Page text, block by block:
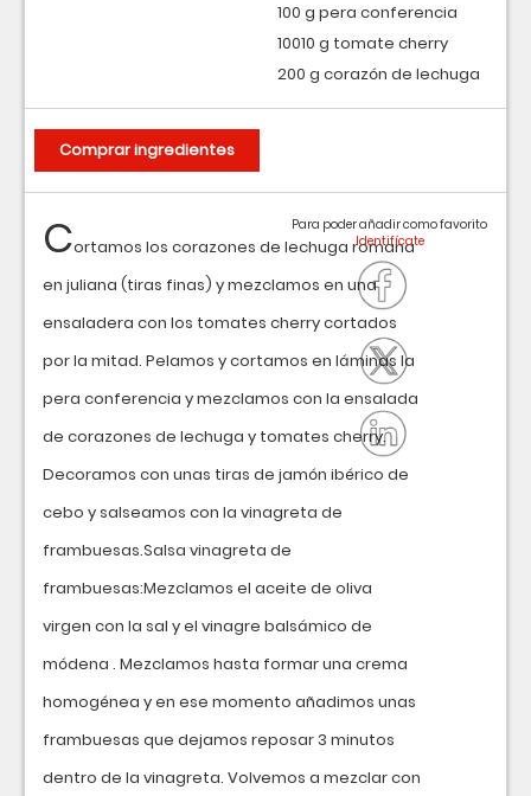
Cortamos los corazones de lechuga romana
en juliana (tiras finas) y mezclamos en una
ensaladera con los tomates cherry cortados
por la mitad. Pelamos y cortamos en láminas la
pera conferencia y mezclamos con la ensalada
de corazones de lechuga y tomates cherry.
Decoramos con unas tiras de jamón ibérico de
cebo y salseamos con la vinagreta de
frambuesas.Salsa vinagreta de
frambuesas:Mezclamos el aceite de oliva
virgen con la sal y el vinagre balsámico de
módena . Mezclamos hasta formar una crema
homogénea y en ese momento añadimos unas
frambuesas que dejamos reposar 3 minutos
dentro de la vinagreta. Volvemos a mezclar con
Para poder añadir como favorito
100 g pera conferencia
10010 g tomate cherry
200 g corazón de lechuga
Comprar ingredientes